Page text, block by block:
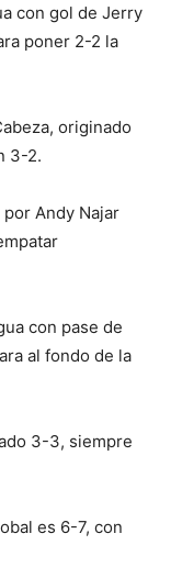
con gol de Jerry
poner 2-2 la
originado
3-2.
Andy Najar
con pase de
al fondo de la
3-3, siempre
es 6-7, con